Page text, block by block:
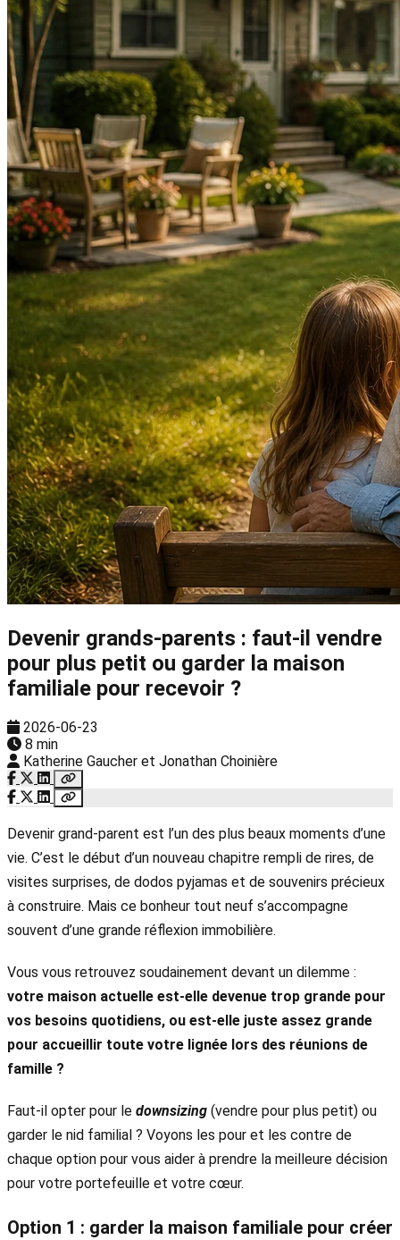
Devenir grands-parents : faut-il vendre
pour plus petit ou garder la maison
familiale pour recevoir ?
2026-06-23
8 min
Katherine Gaucher et Jonathan Choinière
Devenir grand-parent est l’un des plus beaux moments d’une
vie. C’est le début d’un nouveau chapitre rempli de rires, de
visites surprises, de dodos pyjamas et de souvenirs précieux
à construire. Mais ce bonheur tout neuf s’accompagne
souvent d’une grande réflexion immobilière.
Vous vous retrouvez soudainement devant un dilemme :
votre maison actuelle est-elle devenue trop grande pour
vos besoins quotidiens, ou est-elle juste assez grande
pour accueillir toute votre lignée lors des réunions de
famille ?
Faut-il opter pour le downsizing (vendre pour plus petit) ou
garder le nid familial ? Voyons les pour et les contre de
chaque option pour vous aider à prendre la meilleure décision
pour votre portefeuille et votre cœur.
Option 1 : garder la maison familiale pour créer